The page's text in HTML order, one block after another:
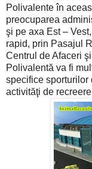
Polivalente în
preocuparea
şi pe axa Est –
rapid, prin Pasajul
Centrul de Afaceri
Polivalentă va fi
specifice sporturilor
activităţi de